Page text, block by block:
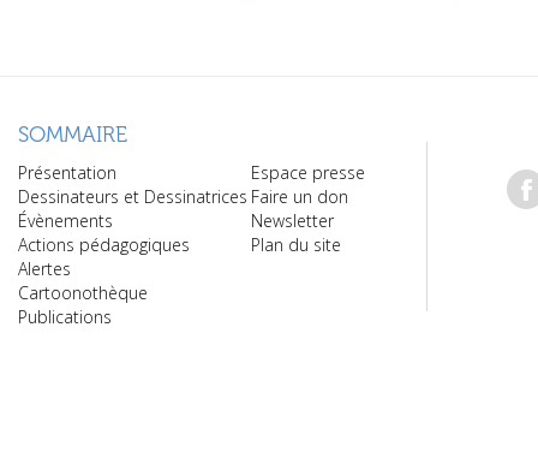
SOMMAIRE
Présentation
Dessinateurs et Dessinatrices
Évènements
Actions pédagogiques
Alertes
Cartoonothèque
Publications
Espace presse
Faire un don
Newsletter
Plan du site